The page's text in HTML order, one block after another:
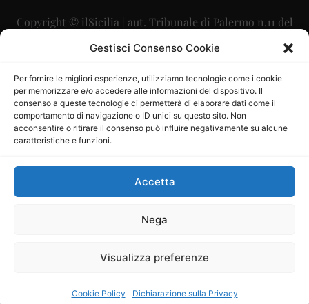
Gestisci Consenso Cookie
Per fornire le migliori esperienze, utilizziamo tecnologie come i cookie
per memorizzare e/o accedere alle informazioni del dispositivo. Il
consenso a queste tecnologie ci permetterà di elaborare dati come il
comportamento di navigazione o ID unici su questo sito. Non
acconsentire o ritirare il consenso può influire negativamente su alcune
caratteristiche e funzioni.
Accetta
Nega
Visualizza preferenze
Cookie Policy Dichiarazione sulla Privacy
Copyright © ilSicilia | aut. Tribunale di Palermo n.11 del
29/09/2015
Direttore Editoriale: Maurizio Scaglione
Direttore Responsabile: Maria Calabrese
P.IVA: 06334930820
Mercurio Comunicazione Società Cooperativa a r.l. è
iscritta al Registro degli Operatori di Comunicazione al
Sito gestito daLa Digitale srl–info@ladigitale.it